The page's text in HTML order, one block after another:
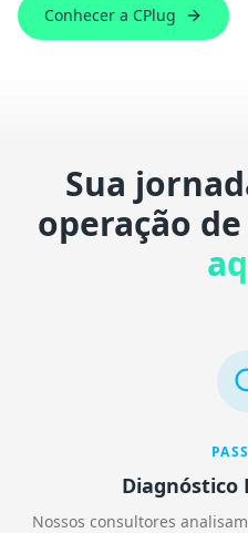
Conhecer a CPlug
Sua
operação
Diagnóstico
Nossos consultores